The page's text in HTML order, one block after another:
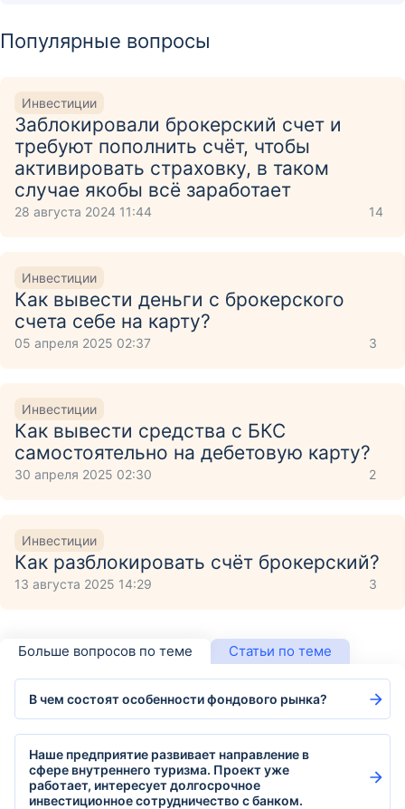
Популярные вопросы
Инвестиции
Заблокировали брокерский счет и
требуют пополнить счёт, чтобы
активировать страховку, в таком
случае якобы всё заработает
28 августа 2024 11:44 14
Инвестиции
Как вывести деньги с брокерского
счета себе на карту?
05 апреля 2025 02:37 3
Инвестиции
Как вывести средства с БКС
самостоятельно на дебетовую карту?
30 апреля 2025 02:30 2
Инвестиции
Как разблокировать счёт брокерский?
13 августа 2025 14:29 3
Больше вопросов по теме Статьи по теме
В чем состоят особенности фондового рынка?
Наше предприятие развивает направление в
сфере внутреннего туризма. Проект уже
работает, интересует долгосрочное
инвестиционное сотрудничество с банком.